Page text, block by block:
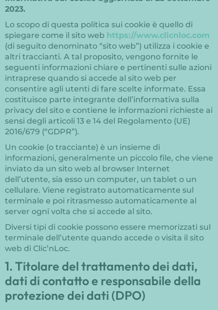
2023.
Lo scopo di questa politica sui cookie è quello di
spiegare come il sito web https://www.clicnloc.com
(di seguito denominato “sito web”) utilizza i cookie e
altri traccianti. A tal proposito, vengono fornite le
seguenti informazioni chiare e pertinenti sulle azioni
intraprese quando si accede al sito web per
consentire agli utenti di fare scelte informate. Essa
costituisce parte integrante dell’informativa sulla
privacy del sito e contiene le informazioni richieste ai
sensi degli articoli 13 e 14 del Regolamento (UE)
2016/679 (“GDPR”).
Un cookie (o tracciante) è un insieme di
informazioni, generalmente un piccolo file, che viene
inviato da un sito web al browser Internet
dell’utente, sia esso un computer, un tablet o un
cellulare. Viene registrato automaticamente sul
terminale e poi ritrasmesso automaticamente al
server ogni volta che si accede al sito.
Diversi tipi di cookie possono essere memorizzati sul
terminale dell’utente quando accede o visita il sito
web di Clic’nLoc.
1. Titolare del trattamento dei dati,
dati di contatto e responsabile della
protezione dei dati (DPO)